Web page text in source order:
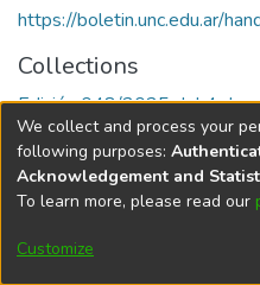
https://boletin.unc.edu.ar/
Collections
Edición 048/2025 del 4 de
Universidad
We collect and process your
following purposes:
Acknowledgement and
To learn more, please read our
Customize